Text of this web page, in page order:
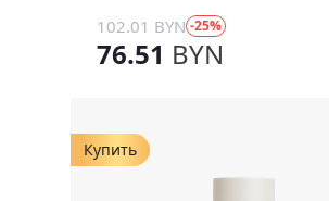
102.01 BYN -25%
76.51 BYN
Купить